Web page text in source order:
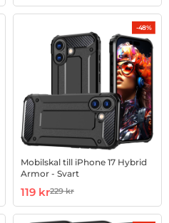
-48%
Mobilskal till iPhone 17 Hybrid
Armor - Svart
Art. nr 1002999512
rea pris
119 krtidigare pris
229 kr